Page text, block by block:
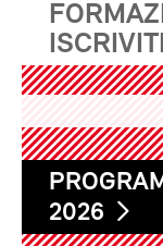
2026